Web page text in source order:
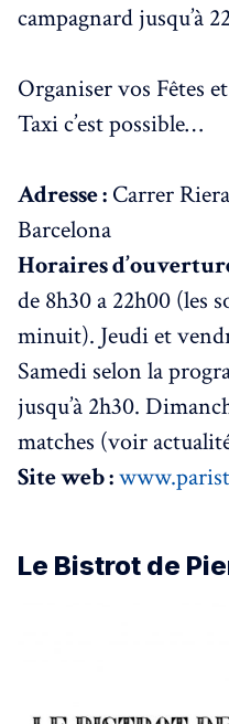
campagnard jusqu’à
Organiser vos Fêtes
Taxi c’est possible…
Adresse : Carrer
Barcelona
Horaires
de 8h30 a 22h00 (les
minuit). Jeudi et
Samedi selon la
jusqu’à 2h30.
matches (voir
Site web :
Le Bistrot de